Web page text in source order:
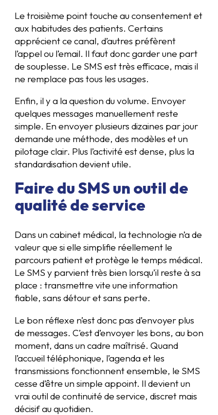
Le troisième point touche au consentement et
aux habitudes des patients. Certains
apprécient ce canal, d’autres préfèrent
l’appel ou l’email. Il faut donc garder une part
de souplesse. Le SMS est très efficace, mais il
ne remplace pas tous les usages.
Enfin, il y a la question du volume. Envoyer
quelques messages manuellement reste
simple. En envoyer plusieurs dizaines par jour
demande une méthode, des modèles et un
pilotage clair. Plus l’activité est dense, plus la
standardisation devient utile.
Faire du SMS un outil de
qualité de service
Dans un cabinet médical, la technologie n’a de
valeur que si elle simplifie réellement le
parcours patient et protège le temps médical.
Le SMS y parvient très bien lorsqu’il reste à sa
place : transmettre vite une information
fiable, sans détour et sans perte.
Le bon réflexe n’est donc pas d’envoyer plus
de messages. C’est d’envoyer les bons, au bon
moment, dans un cadre maîtrisé. Quand
l’accueil téléphonique, l’agenda et les
transmissions fonctionnent ensemble, le SMS
cesse d’être un simple appoint. Il devient un
vrai outil de continuité de service, discret mais
décisif au quotidien.